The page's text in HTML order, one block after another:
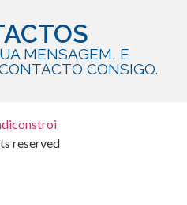
MENSAGEM, E
CONSIGO.
reserved